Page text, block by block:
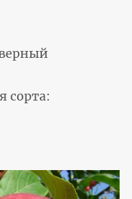
сорта: